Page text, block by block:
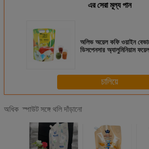
এর সেরা মূল্য পান
অলিভ অয়েল কফি ওয়াইন
ডিসপেনসার অ্যালুমিনিয়াম
চালিয়ে
অধিকস্পাউট সঙ্গে থলি দাঁড়ানো